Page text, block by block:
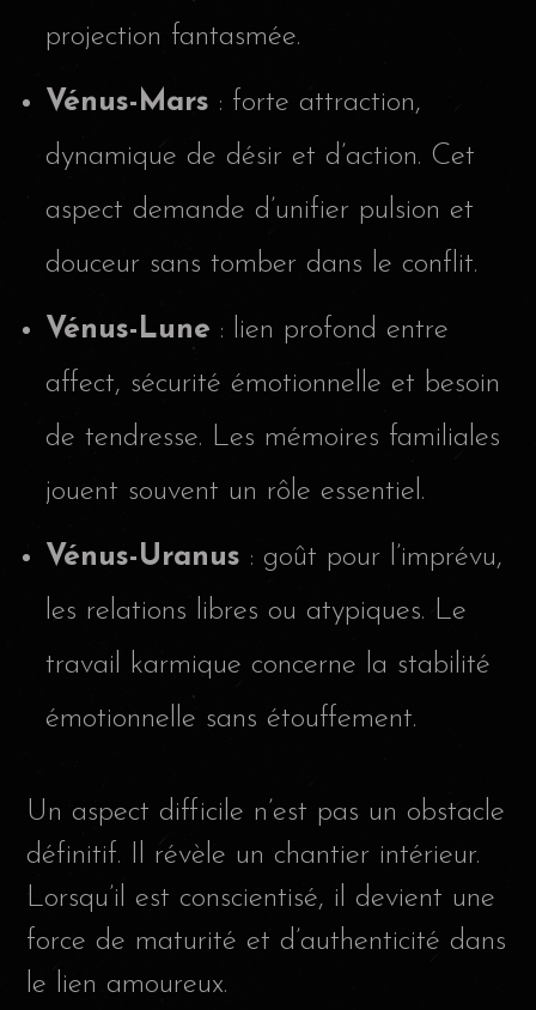
projection fantasmée.
Vénus-Mars : forte attraction,
dynamique de désir et d’action. Cet
aspect demande d’unifier pulsion et
douceur sans tomber dans le conflit.
Vénus-Lune : lien profond entre
affect, sécurité émotionnelle et besoin
de tendresse. Les mémoires familiales
jouent souvent un rôle essentiel.
Vénus-Uranus : goût pour l’imprévu,
les relations libres ou atypiques. Le
travail karmique concerne la stabilité
émotionnelle sans étouffement.
Un aspect difficile n’est pas un obstacle
définitif. Il révèle un chantier intérieur.
Lorsqu’il est conscientisé, il devient une
force de maturité et d’authenticité dans
le lien amoureux.